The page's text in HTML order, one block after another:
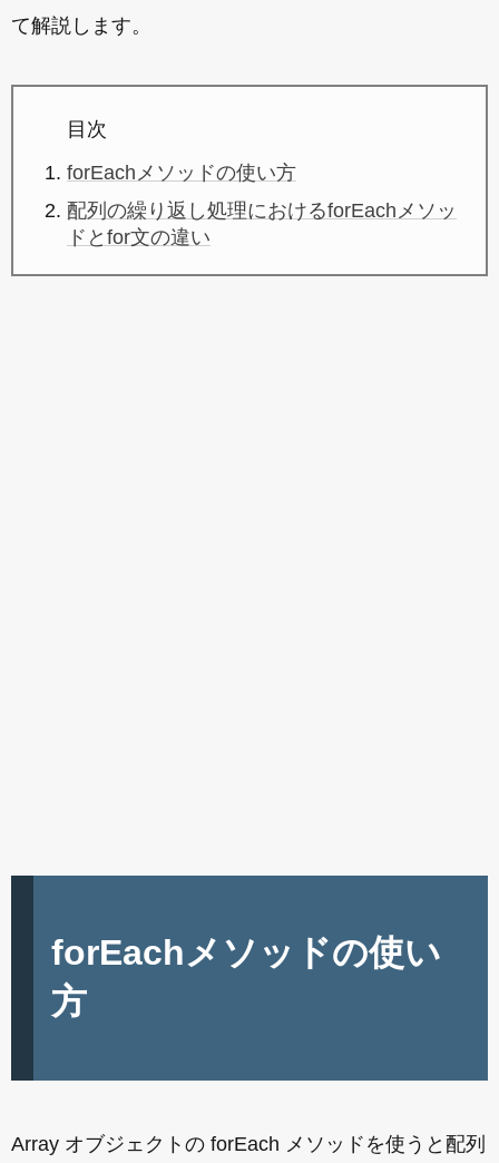
て解説します。
目次
forEachメソッドの使い方
配列の繰り返し処理におけるforEachメソッ
ドとfor文の違い
forEachメソッドの使い
方
Array オブジェクトの forEach メソッドを使うと配列